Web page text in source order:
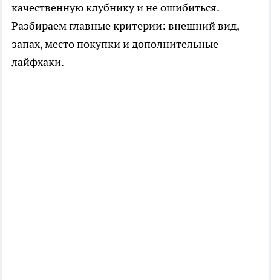
качественную клубнику и не ошибиться.
Разбираем главные критерии: внешний вид,
запах, место покупки и дополнительные
лайфхаки.